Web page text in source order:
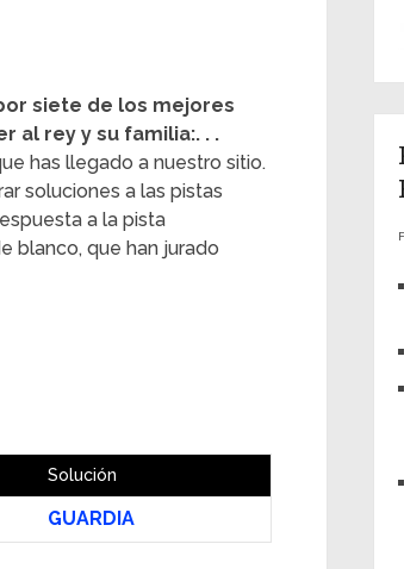
siete de los mejores
al rey y su familia:. . .
has llegado a nuestro sitio.
soluciones a las pistas
a la pista
blanco, que han jurado
Solución
GUARDIA